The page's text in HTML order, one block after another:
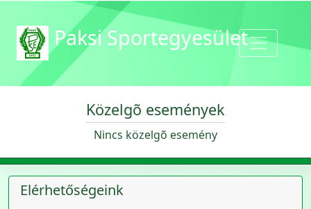
Paksi Sportegyesület
Közelgõ események
Nincs közelgõ esemény
Elérhetőségeink